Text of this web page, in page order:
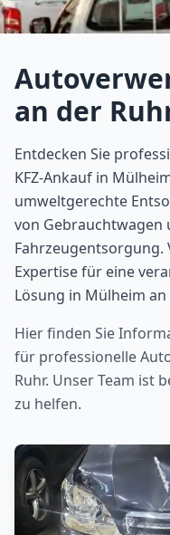
an der
Entdecken Sie
KFZ-Ankauf in
umweltgerechte
von Gebrauchtwagen
Fahrzeugentsorgung.
Expertise für eine
Lösung in Mülheim an
Hier finden Sie
für professionelle
Ruhr. Unser Team ist
zu helfen.